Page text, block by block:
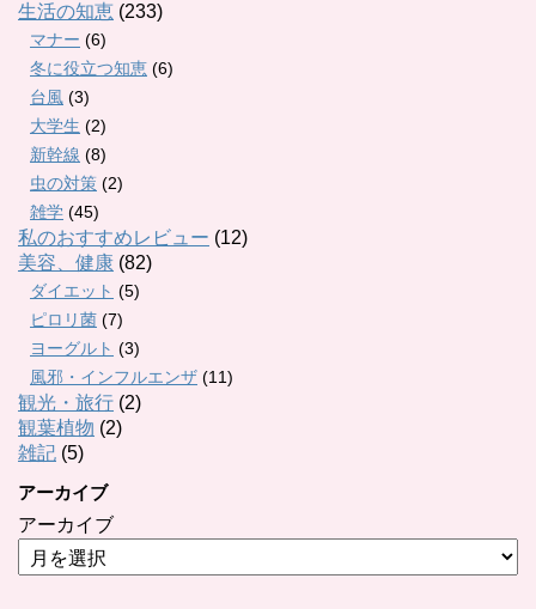
生活の知恵 (233)
マナー (6)
冬に役立つ知恵 (6)
台風 (3)
大学生 (2)
新幹線 (8)
虫の対策 (2)
雑学 (45)
私のおすすめレビュー (12)
美容、健康 (82)
ダイエット (5)
ピロリ菌 (7)
ヨーグルト (3)
風邪・インフルエンザ (11)
観光・旅行 (2)
観葉植物 (2)
雑記 (5)
アーカイブ
アーカイブ